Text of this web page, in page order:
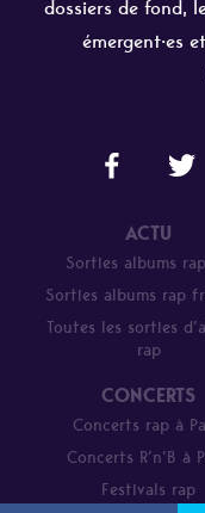
Nous
dossiers de fond,
émergent·es
ACTU
Sorties albums
Sorties albums rap
Toutes les sorties
rap
CONCERTS
Concerts rap à
Concerts R’n’B à
Festivals rap